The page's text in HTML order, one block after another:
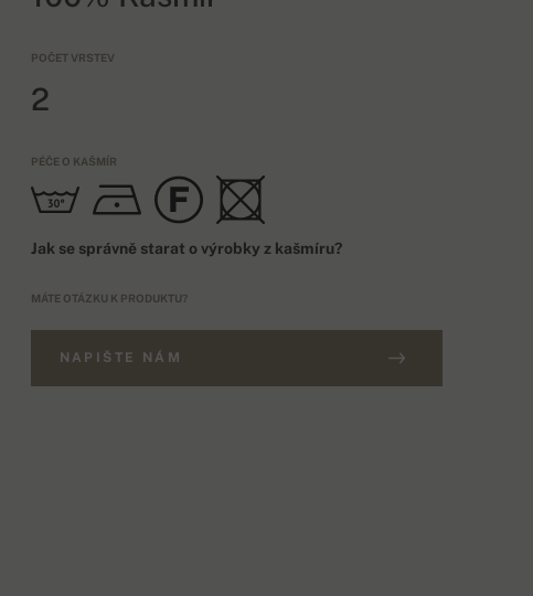
POČET VRSTEV
2
PÉČE O KAŠMÍR
Jak se správně starat o výrobky z kašmíru?
MÁTE OTÁZKU K PRODUKTU?
NAPIŠTE NÁM